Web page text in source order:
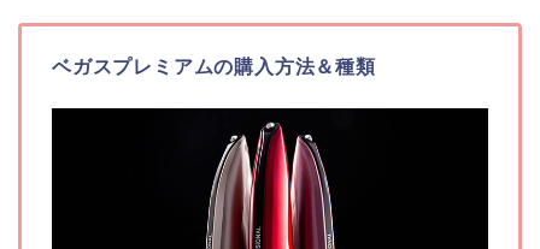
ベガスプレミアムの購入方法＆種類